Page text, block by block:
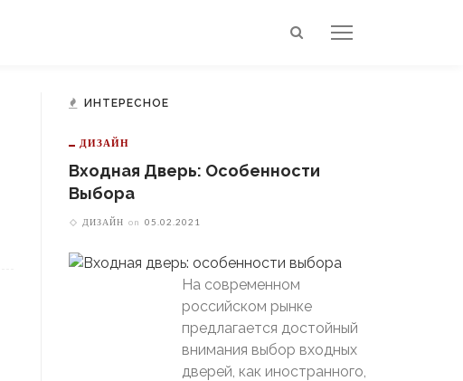
ИНТЕРЕСНОЕ
ДИЗАЙН
Входная Дверь: Особенности
Выбора
ДИЗАЙН on 05.02.2021
На современном
российском рынке
предлагается достойный
внимания выбор входных
дверей, как иностранного,